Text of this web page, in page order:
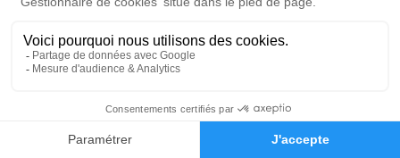
Faire-part Hommages
mercredi 29 avril 2026 à 14h30
Eglise Saint Bonnet 8 rue de l’Eglise
Je rends hommage